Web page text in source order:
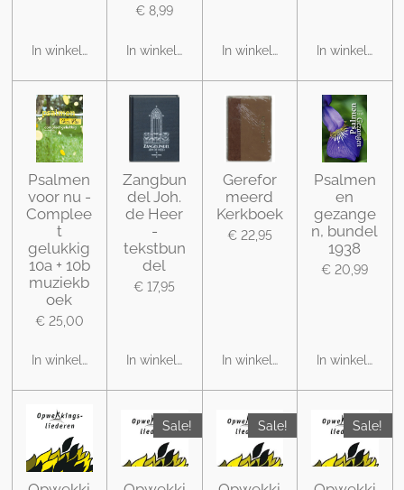
In winkelwagen
€ 8,99
In winkelwagen In winkelwagen In
Psalmen
voor nu -
Complee
t
gelukkig
10a + 10b
muziekb
oek
€ 25,00
In winkelwagen
Zangbun
del Joh.
de Heer
-
tekstbun
del
€ 17,95
In winkelwagen
Gerefor
meerd
Kerkboek
€ 22,95
In winkelwagen
Psalmen
en
gezange
n, bundel
1938
€ 20,99
In
Sale! Sale! Sale!